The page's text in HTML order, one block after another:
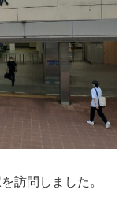
訪問しました。